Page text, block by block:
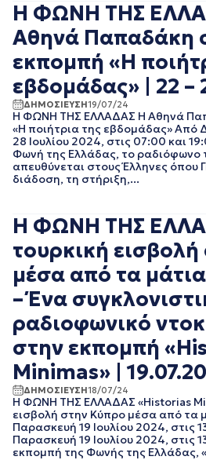
Η ΦΩΝΗ ΤΗΣ
Αθηνά Παπαδάκη
εκπομπή «Η
εβδομάδας» | 22 –
ΔΗΜΟΣΙΕΥΣΗ19/07/24
Η ΦΩΝΗ ΤΗΣ ΕΛΛΑΔΑΣ Η Αθηνά
«Η ποιήτρια της εβδομάδας» Από
28 Ιουλίου 2024, στις 07:00 και
Φωνή της Ελλάδας, το ραδιόφωνο
απευθύνεται στους Έλληνες όπου
διάδοση, τη στήριξη,...
Η ΦΩΝΗ ΤΗΣ
τουρκική
μέσα από τα
– Ένα
ραδιοφωνικό
στην εκπομπή
Minimas» |
ΔΗΜΟΣΙΕΥΣΗ18/07/24
Η ΦΩΝΗ ΤΗΣ ΕΛΛΑΔΑΣ «Historias
εισβολή στην Κύπρο μέσα από τα
Παρασκευή 19 Ιουλίου 2024, στις
Παρασκευή 19 Ιουλίου 2024, στις
εκπομπή της Φωνής της Ελλάδας,